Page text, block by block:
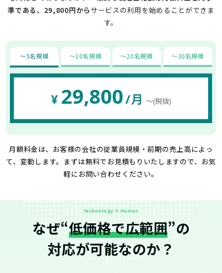
準である、29,800円から サービスの利用を始めることができま
す。
〜5名規模 〜10名規模 〜20名規模 〜30名規模
¥ 29,800/月 〜(税抜)
月額料金は、お客様の会社の従業員規模・前期の売上高によっ
て、変動します。 まずは無料でお見積もりいたしますので、お気
軽にお問い合わせください。
Technology × Human
なぜ“低価格で広範囲”の
対応が可能なのか？